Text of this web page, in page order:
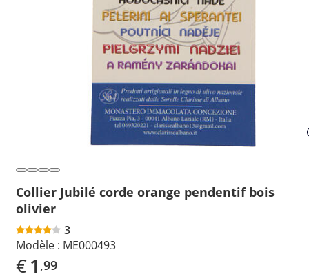
Collier Jubilé corde orange pendentif bois
olivier
3
Modèle : ME000493
€1 ,99